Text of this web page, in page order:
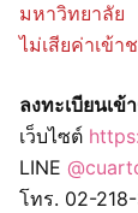
มหาวิทยาลัย
ไม่เสียค่าเข้า
ลงทะเบียนเข้
เว็บไซต์
LINE
โทร. 02-